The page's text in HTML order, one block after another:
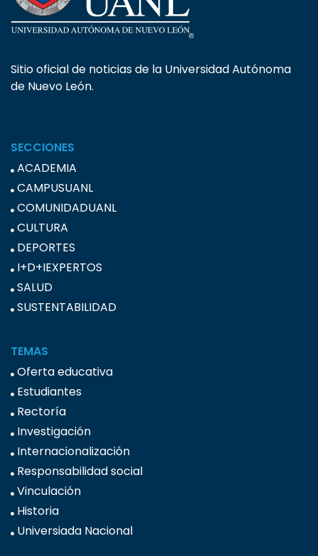
Sitio oficial de noticias de la Universidad Autónoma
de Nuevo León.
SECCIONES
ACADEMIA
CAMPUSUANL
COMUNIDADUANL
CULTURA
DEPORTES
I+D+IEXPERTOS
SALUD
SUSTENTABILIDAD
TEMAS
Oferta educativa
Estudiantes
Rectoría
Investigación
Internacionalización
Responsabilidad social
Vinculación
Historia
Universiada Nacional